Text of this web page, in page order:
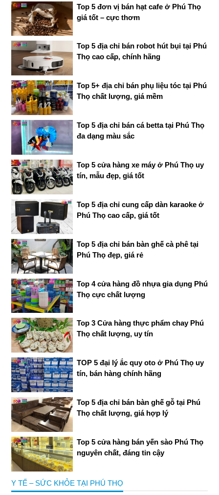
Top 5 đơn vị bán hạt cafe ở Phú Thọ
giá tốt – cực thơm
Top 5 địa chỉ bán robot hút bụi tại Phú
Thọ cao cấp, chính hãng
Top 5+ địa chỉ bán phụ liệu tóc tại Phú
Thọ chất lượng, giá mềm
Top 5 địa chỉ bán cá betta tại Phú Thọ
đa dạng màu sắc
Top 5 cửa hàng xe máy ở Phú Thọ uy
tín, mẫu đẹp, giá tốt
Top 5 địa chỉ cung cấp dàn karaoke ở
Phú Thọ cao cấp, giá tốt
Top 5 địa chỉ bán bàn ghế cà phê tại
Phú Thọ đẹp, giá rẻ
Top 4 cửa hàng đồ nhựa gia dụng Phú
Thọ cực chất lượng
Top 3 Cửa hàng thực phẩm chay Phú
Thọ chất lượng, uy tín
TOP 5 đại lý ắc quy oto ở Phú Thọ uy
tín, bán hàng chính hãng
Top 5 địa chỉ bán bàn ghế gỗ tại Phú
Thọ chất lượng, giá hợp lý
Top 5 cửa hàng bán yến sào Phú Thọ
nguyên chất, đáng tin cậy
Y TẾ – SỨC KHỎE TẠI PHÚ THỌ